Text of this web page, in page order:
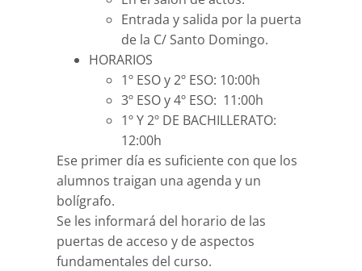
Entrada y salida por la puerta
de la C/ Santo Domingo.
HORARIOS
1º ESO y 2º ESO: 10:00h
3º ESO y 4º ESO: 11:00h
1º Y 2º DE BACHILLERATO:
12:00h
Ese primer día es suficiente con que los
alumnos traigan una agenda y un
bolígrafo.
Se les informará del horario de las
puertas de acceso y de aspectos
fundamentales del curso.